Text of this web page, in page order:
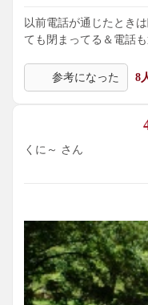
以前電話が通じたとき
ても閉まってる＆電話
参考になった 8
くに～ さん